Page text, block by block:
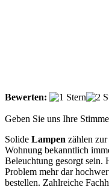
Bewerten:
Geben Sie uns Ihre
Solide Lampen zählen
Wohnung bekanntlich
Beleuchtung gesorgt sein.
Problem mehr dar
bestellen. Zahlreiche